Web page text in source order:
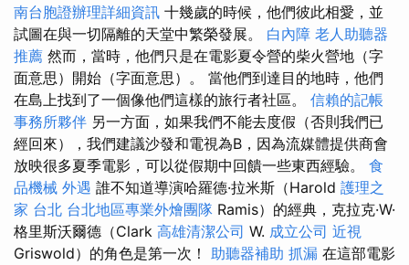
南台胞證辦理詳細資訊 十幾歲的時候，他們彼此相愛，並
試圖在與一切隔離的天堂中繁榮發展。 白內障 老人助聽器
推薦 然而，當時，他們只是在電影夏令營的柴火營地（字
面意思）開始（字面意思）。 當他們到達目的地時，他們
在島上找到了一個像他們這樣的旅行者社區。 信賴的記帳
事務所夥伴 另一方面，如果我們不能去度假（否則我們已
經回來），我們建議沙發和電視為B，因為流媒體提供商會
放映很多夏季電影，可以從假期中回饋一些東西經驗。 食
品機械 外遇 誰不知道導演哈羅德·拉米斯（Harold 護理之
家 台北 台北地區專業外燴團隊 Ramis）的經典，克拉克·W·
格里斯沃爾德（Clark 高雄清潔公司 W. 成立公司 近視
Griswold）的角色是第一次！ 助聽器補助 抓漏 在這部電影